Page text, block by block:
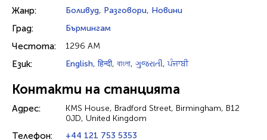
Жанр: Боливуд, Разговори, Новини
Град: Бърмингам
Честота: 1296 AM
Език: English, हिन्दी, বাংলা, ગુજરાતી,ਪੰਜਾਬੀ
Контакти на станцията
Адрес:
KMS House, Bradford Street, Birmingham, B12
0JD, United Kingdom
Телефон: +44 121 753 5353